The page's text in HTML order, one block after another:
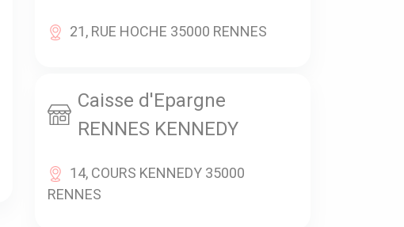
21, RUE HOCHE 35000 RENNES
Caisse d'Epargne
RENNES KENNEDY
14, COURS KENNEDY 35000
RENNES